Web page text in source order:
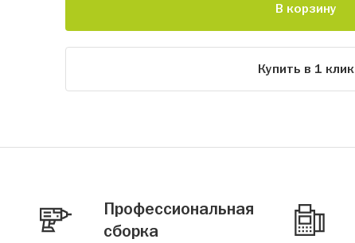
В корзину
Купить в 1 клик
Профессиональная
сборка